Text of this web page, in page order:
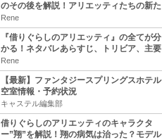
のその後を解説！アリエッティたちの新た
な住処は？翔の病気は治る？
Rene
『借りぐらしのアリエッティ』の全てが分
かる！ネタバレあらすじ、トリビア、主要
キャラまとめ！
Rene
【最新】ファンタジースプリングスホテル
空室情報・予約状況
キャステル編集部
借りぐらしのアリエッティのキャラクタ
ー”翔”を解説！翔の病気は治った？モデル